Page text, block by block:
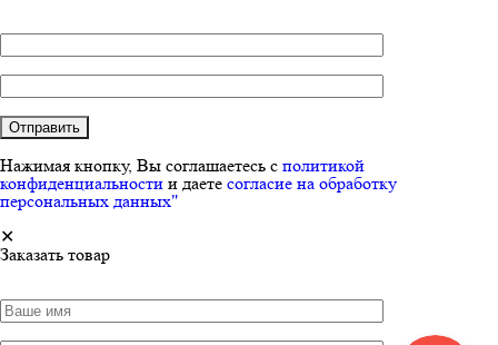
Нажимая кнопку, Вы соглашаетесь с политикой
конфиденциальности и даете согласие на обработку
персональных данных"
✕
Заказать товар